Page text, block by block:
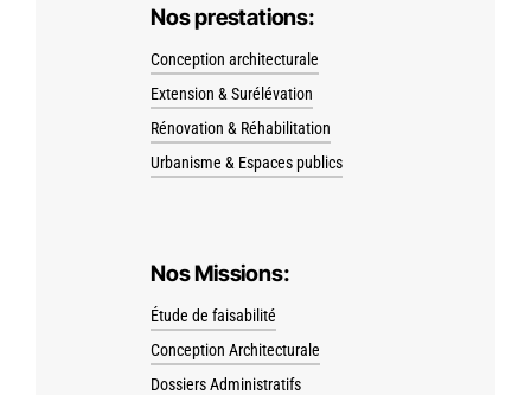
Nos prestations:
Conception architecturale
Extension & Surélévation
Rénovation & Réhabilitation
Urbanisme & Espaces publics
Nos Missions:
Étude de faisabilité
Conception Architecturale
Dossiers Administratifs